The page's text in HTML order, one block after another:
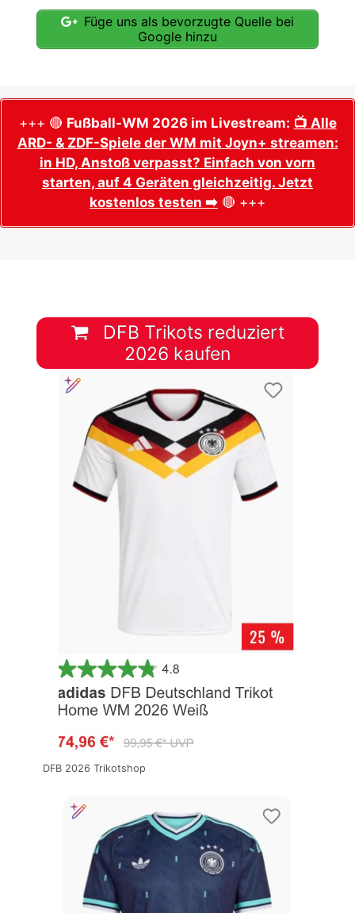
Füge uns als bevorzugte Quelle bei
Google hinzu
+++ 🔴 Fußball-WM 2026 im Livestream: 📺 Alle
ARD- & ZDF-Spiele der WM mit Joyn+ streamen:
in HD, Anstoß verpasst? Einfach von vorn
starten, auf 4 Geräten gleichzeitig. Jetzt
kostenlos testen ➡️ 🔴 +++
DFB Trikots reduziert
2026 kaufen
DFB 2026 Trikotshop